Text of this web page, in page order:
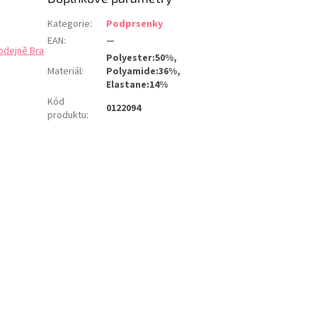
Bra
Kategorie:
Podprsenky
EAN: —
Materiál:
Polyester:50%,
Polyamide:36%,
Elastane:14%
Kód
produktu: 0122094